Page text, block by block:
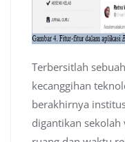
Terbersitlah
kecanggihan
berakhirnya
digantikan